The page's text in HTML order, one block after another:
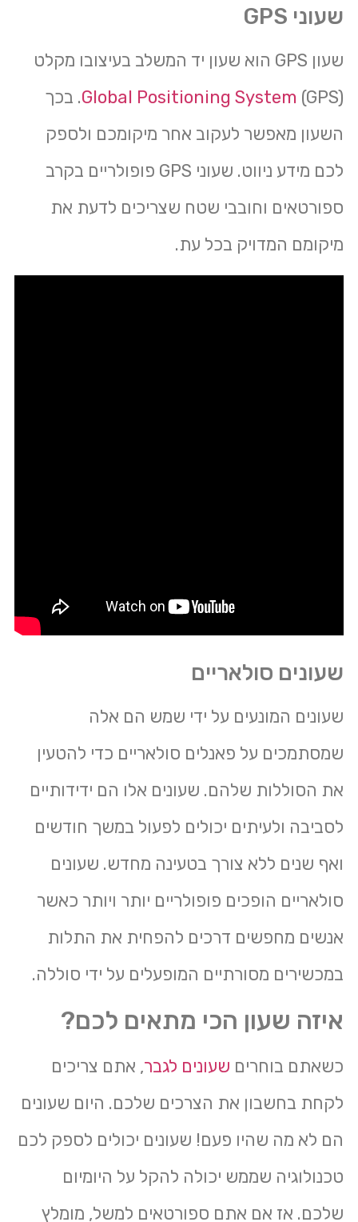
שעוני GPS
שעון GPS הוא שעון יד המשלב בעיצובו מקלט
Global Positioning System(GPS). בכך
השעון מאפשר לעקוב אחר מיקומכם ולספק
לכם מידע ניווט. שעוני GPS פופולריים בקרב
ספורטאים וחובבי שטח שצריכים לדעת את
מיקומם המדויק בכל עת.
שעונים סולאריים
שעונים המונעים על ידי שמש הם אלה
שמסתמכים על פאנלים סולאריים כדי להטעין
את הסוללות שלהם. שעונים אלו הם ידידותיים
לסביבה ולעיתים יכולים לפעול במשך חודשים
ואף שנים ללא צורך בטעינה מחדש. שעונים
סולאריים הופכים פופולריים יותר ויותר כאשר
אנשים מחפשים דרכים להפחית את התלות
במכשירים מסורתיים המופעלים על ידי סוללה.
איזה שעון הכי מתאים לכם?
כשאתם בוחריםשעונים לגבר, אתם צריכים
לקחת בחשבון את הצרכים שלכם. היום שעונים
הם לא מה שהיו פעם! שעונים יכולים לספק לכם
טכנולוגיה שממש יכולה להקל על היומיום
שלכם. אז אם אתם ספורטאים למשל, מומלץ